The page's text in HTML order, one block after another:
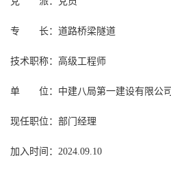
专 长：道路桥梁隧道
技术职称：高级工程师
单 位：中建八局第一建设有限公司
现任职位：部门经理
加入时间：2024.09.10